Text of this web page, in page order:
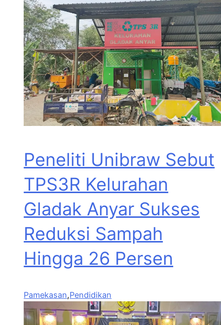
Peneliti Unibraw Sebut
TPS3R Kelurahan
Gladak Anyar Sukses
Reduksi Sampah
Hingga 26 Persen
Pamekasan,Pendidikan